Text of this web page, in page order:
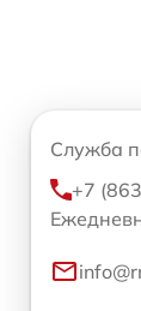
Служба
+7